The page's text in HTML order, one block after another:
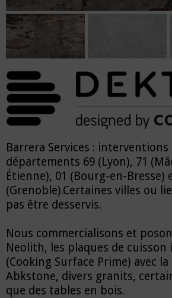
Barrera Services : interventions
départements 69 (Lyon), 71
Étienne), 01 (Bourg-en-Bresse)
(Grenoble).Certaines villes ou
pas être desservis.
Nous commercialisons et
Neolith, les plaques de cuisson
(Cooking Surface Prime) avec
Abkstone, divers granits,
que des tables en bois.